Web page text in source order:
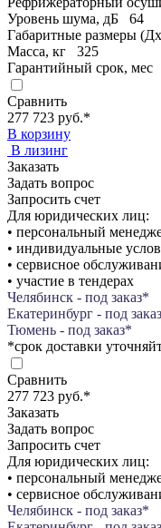
Уровень шума, дБ
64
Габаритные размеры
Масса, кг
325
Гарантийный срок, мес
Сравнить
277 723 руб.*
В корзину
В лизинг
Заказать
Задать вопрос
Запросить счет
Для юридических лиц:
• персональный
• индивидуальные
• сервисное
• участие в тендерах
Челябинск - под заказ*
Екатеринбург - под
Тюмень - под заказ*
*срок доставки
Сравнить
277 723 руб.*
Заказать
Задать вопрос
Запросить счет
Для юридических лиц:
• персональный
• сервисное
Челябинск - под заказ*